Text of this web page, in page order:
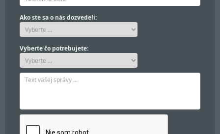
Ako ste sa o nás dozvedeli:
Vyberte čo potrebujete: